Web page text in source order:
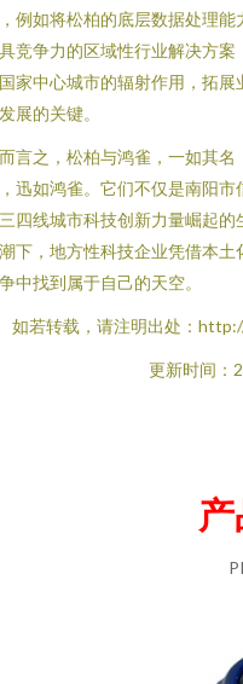
例如将松柏的底层数据处理
竞争力的区域性行业解决方
家中心城市的辐射作用，拓
展的关键。
言之，松柏与鸿雀，一如其
迅如鸿雀。它们不仅是南阳
四线城市科技创新力量崛起
下，地方性科技企业凭借本
中找到属于自己的天空。
如若转载，请注明出处：
更新时间：